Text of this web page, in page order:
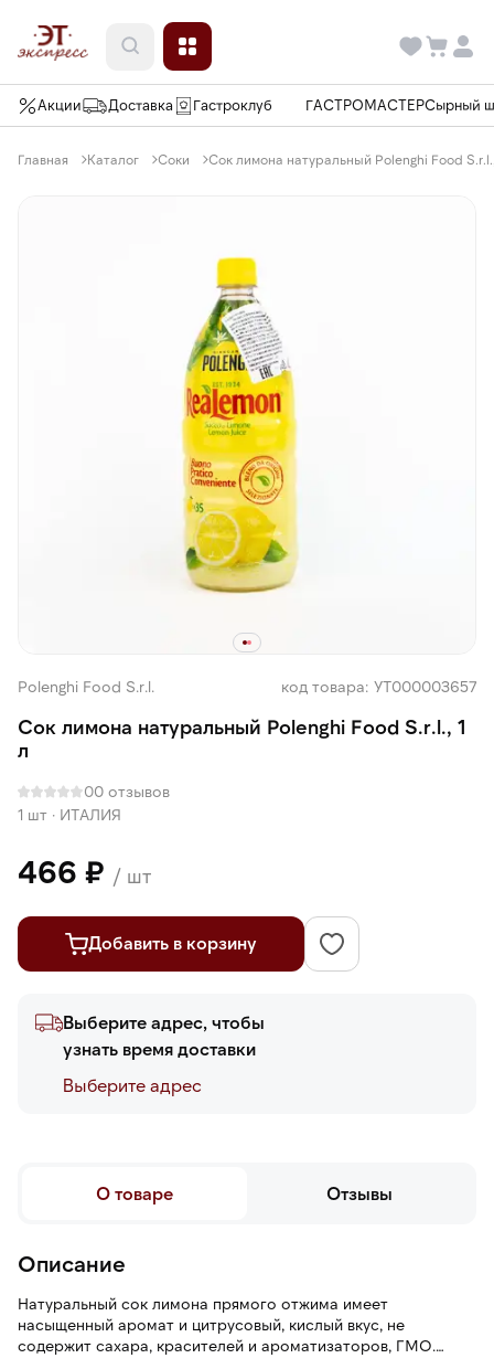
Акции Доставка Гастроклуб ГАСТРОМАСТЕРСырный
Главная Каталог Соки Сок лимона натуральный Polenghi Food
Polenghi Food S.r.l. код товара: УТ000003657
Сок лимона натуральный Polenghi Food S.r.l., 1
л
00 отзывов
1 шт · ИТАЛИЯ
466 ₽ / шт
Добавить в корзину
Выберите адрес, чтобы
узнать время доставки
Выберите адреc
О товаре Отзывы
Описание
Натуральный сок лимона прямого отжима имеет
насыщенный аромат и цитрусовый, кислый вкус, не
содержит сахара, красителей и ароматизаторов, ГМО.